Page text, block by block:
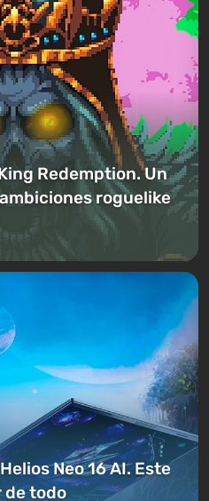
Redemption. Un
roguelike
Neo 16 AI. Este
de todo